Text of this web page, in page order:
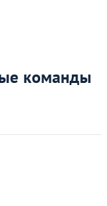
команды